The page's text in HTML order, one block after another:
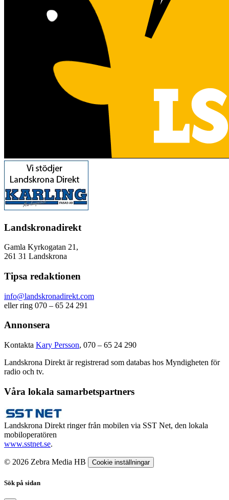
Landskronadirekt
Gamla Kyrkogatan 21,
261 31 Landskrona
Tipsa redaktionen
info@landskronadirekt.com
eller ring 070 – 65 24 291
Annonsera
Kontakta Kary Persson, 070 – 65 24 290
Landskrona Direkt är registrerad som databas hos Myndigheten för
radio och tv.
Våra lokala samarbetspartners
Landskrona Direkt ringer från mobilen via SST Net, den lokala
mobiloperatören
www.sstnet.se.
© 2026 Zebra Media HB Cookie inställningar
Sök på sidan